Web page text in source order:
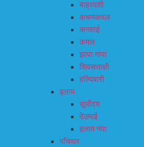
बाह्रदशी
कचनकवल
कन्काई
कमल
झापा गापा
शिवसताक्षी
हल्दिबारी
इलाम
सूर्योदय
देउमाई
इलाम नपा
पाँचथर